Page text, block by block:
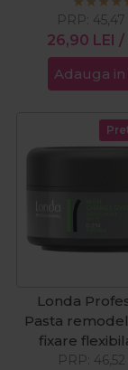
26,90 LEI /
PRP: 45,47
Adauga in
Londa
Pasta
fixare
Change
PRP: 46,52